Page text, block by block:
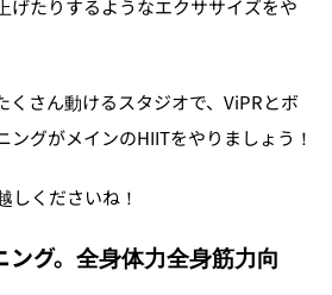
げたりするようなエクササイズをや
くさん動けるスタジオで、ViPRとボ
ングがメインのHIITをやりましょう！
しくださいね！
グ。全身体力全身筋力向